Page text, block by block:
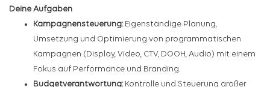
Deine Aufgaben
Kampagnensteuerung:Eigenständige Planung,
Umsetzung und Optimierung von programmatischen
Kampagnen (Display, Video, CTV, DOOH, Audio) mit einem
Fokus auf Performance und Branding.
Budgetverantwortung:Kontrolle und Steuerung großer